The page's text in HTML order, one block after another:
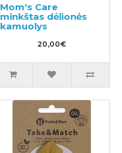
Mom's Care
minkštas dėlionės
kamuolys
20,00€